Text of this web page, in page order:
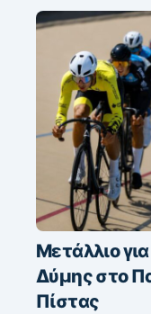
Μετάλλιο
Δύμης στο
Πίστας